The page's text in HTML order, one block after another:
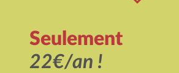
Seulement
22€/an !